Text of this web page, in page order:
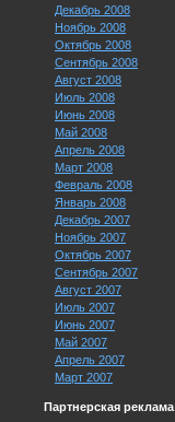
Декабрь 2008
Ноябрь 2008
Октябрь 2008
Сентябрь 2008
Август 2008
Июль 2008
Июнь 2008
Май 2008
Апрель 2008
Март 2008
Февраль 2008
Январь 2008
Декабрь 2007
Ноябрь 2007
Октябрь 2007
Сентябрь 2007
Август 2007
Июль 2007
Июнь 2007
Май 2007
Апрель 2007
Март 2007
Партнерская реклама